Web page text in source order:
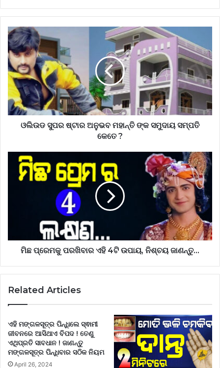
ଓଲିଉଡ ସୁପର ଷ୍ଟାର ଅନୁଭବ ମହାନ୍ତି ଙ୍କ ସମୁଦାୟ ସମ୍ପତି
କେତେ ?
ମିଛ ପ୍ରେମକୁ ପରଖିବାର ଏହି 4ଟି ଉପାୟ, ନିଶ୍ଚୟ ଜାଣନ୍ତୁ…
Related Articles
ଏହି ମଙ୍ଗଳସୂତ୍ର ପିନ୍ଧିଲେ ସ୍ଵାମୀ
ଜୀବନରେ ଆସିଥାଏ ବିପଦ ! ତେଣୁ
ଏଥିପ୍ରତି ସାବଧାନ ! ଜାଣନ୍ତୁ
ମଙ୍ଗଳସୂତ୍ର ପିନ୍ଧିବାର ସଠିକ ନିୟମ
April 26, 2024